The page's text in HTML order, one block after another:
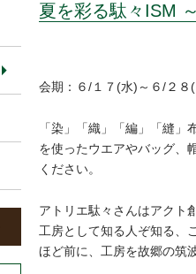
夏を彩る駄々ISM
会期：６/１７(水)～６/２８
「染」「織」「編」「縫
を使ったウエアやバッグ、
ください。
アトリエ駄々さんはアクト
工房として知る人ぞ知る、
ほど前に、工房を故郷の筑